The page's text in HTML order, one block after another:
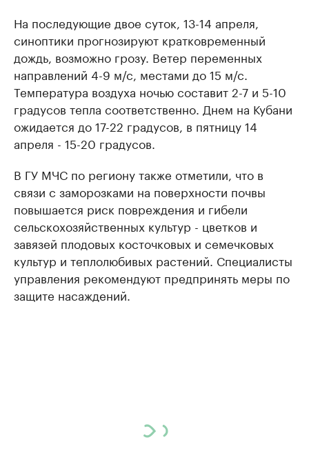
На последующие двое суток, 13-14 апреля,
синоптики прогнозируют кратковременный
дождь, возможно грозу. Ветер переменных
направлений 4-9 м/с, местами до 15 м/с.
Температура воздуха ночью составит 2-7 и 5-10
градусов тепла соответственно. Днем на Кубани
ожидается до 17-22 градусов, в пятницу 14
апреля - 15-20 градусов.
В ГУ МЧС по региону также отметили, что в
связи с заморозками на поверхности почвы
повышается риск повреждения и гибели
сельскохозяйственных культур - цветков и
завязей плодовых косточковых и семечковых
культур и теплолюбивых растений. Специалисты
управления рекомендуют предпринять меры по
защите насаждений.